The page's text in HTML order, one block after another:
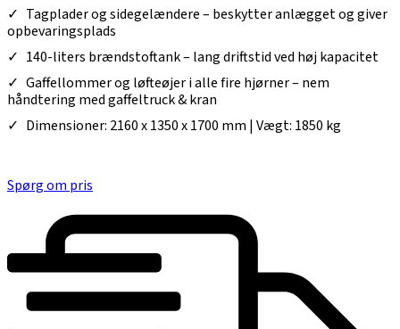
Tagplader og sidegelændere – beskytter anlægget og giver
opbevaringsplads
140-liters brændstoftank – lang driftstid ved høj kapacitet
Gaffellommer og løfteøjer i alle fire hjørner – nem
håndtering med gaffeltruck & kran
Dimensioner: 2160 x 1350 x 1700 mm | Vægt: 1850 kg
Spørg om pris